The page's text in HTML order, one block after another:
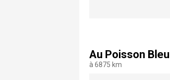
Au Poisson Bleu
à 6875 km